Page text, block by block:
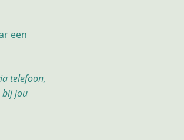
een
telefoon,
bij jou